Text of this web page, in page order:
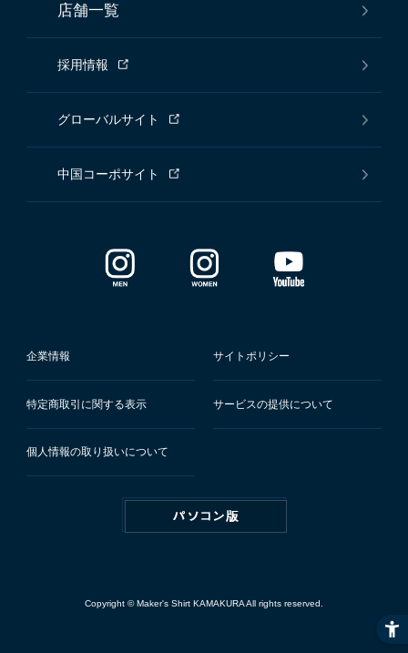
店舗一覧
採用情報
グローバルサイト
中国コーポサイト
企業情報 サイトポリシー
特定商取引に関する表示 サービスの提供について
個人情報の取り扱いについて
Copyright © Maker's Shirt KAMAKURA All rights reserved.